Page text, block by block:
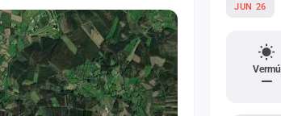
JUN 26
Vermú
—